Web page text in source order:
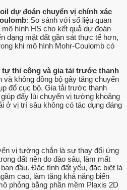
dự đoán chuyển vị chính xác
: So sánh với số liệu quan
hình HS cho kết quả dự đoán
dạng mặt đất gần sát thực tế hơn,
khi mô hình Mohr-Coulomb có
thi công và gia tải trước thanh
và không đồng bộ gây tăng chuyển
đổ cục bộ. Gia tải trước thanh
đẩy lùi chuyển vị tường khoảng
ở vị trí sâu không có tác dụng đáng
vị tường chắn là sự thay đổi ứng
đất nền do đào sâu, làm mất
đầu. Đặc tính đất yếu, đặc biệt là
cao, làm tăng khả năng biến
phỏng bằng phần mềm Plaxis 2D